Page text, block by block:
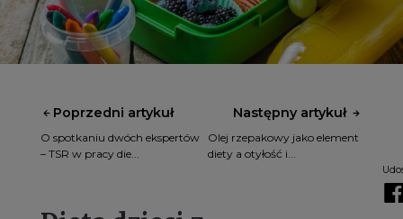
Poprzedni artykuł
O spotkaniu dwóch ekspertów
– TSR w pracy die...
Następny artykuł
Olej rzepakowy jako element
diety a otyłość i...